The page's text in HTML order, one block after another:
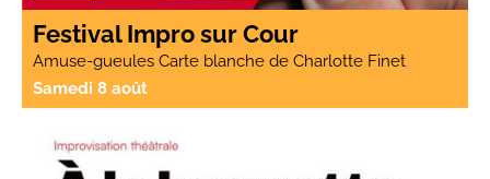
Festival Impro sur Cour
Amuse-gueules Carte blanche de Charlotte Finet
Samedi 8 août